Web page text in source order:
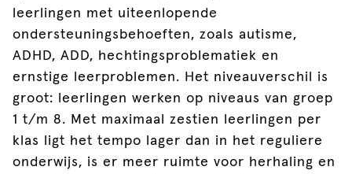
leerlingen met uiteenlopende
ondersteuningsbehoeften, zoals autisme,
ADHD, ADD, hechtingsproblematiek en
ernstige leerproblemen. Het niveauverschil is
groot: leerlingen werken op niveaus van groep
1 t/m 8. Met maximaal zestien leerlingen per
klas ligt het tempo lager dan in het reguliere
onderwijs, is er meer ruimte voor herhaling en